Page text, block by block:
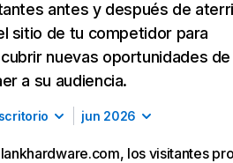
antes y después de
sitio de tu competidor para
nuevas oportunidades de
a su audiencia.
jun 2026
los visitantes